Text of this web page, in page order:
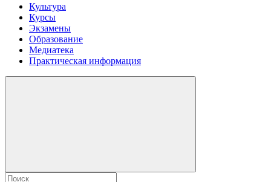
Культура
Курсы
Экзамены
Образование
Медиатека
Практическая информация